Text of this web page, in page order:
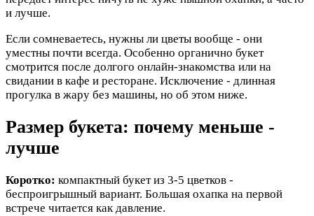
и лучше.
Если сомневаетесь, нужны ли цветы вообще - они
уместны почти всегда. Особенно органично букет
смотрится после долгого онлайн-знакомства или на
свидании в кафе и ресторане. Исключение - длинная
прогулка в жару без машины, но об этом ниже.
Размер букета: почему меньше -
лучше
Коротко: компактный букет из 3-5 цветков -
беспроигрышный вариант. Большая охапка на первой
встрече читается как давление.